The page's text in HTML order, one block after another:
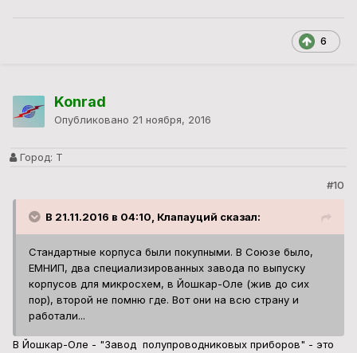
6
Konrad
Опубликовано 21 ноября, 2016
Город: Т
#10
В 21.11.2016 в 04:10, Клапауций сказал:
Стандартные корпуса были покупными. В Союзе было,
ЕМНИП, два специализированных завода по выпуску
корпусов для микросхем, в Йошкар-Оле (жив до сих
пор), второй не помню где. Вот они на всю страну и
работали...
В Йошкар-Оле - "Завод полупроводниковых приборов" - это